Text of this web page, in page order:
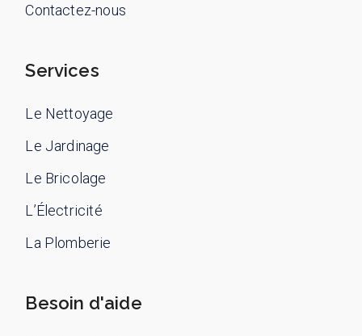
Contactez-nous
Services
Le Nettoyage
Le Jardinage
Le Bricolage
L’Électricité
La Plomberie
Besoin d'aide